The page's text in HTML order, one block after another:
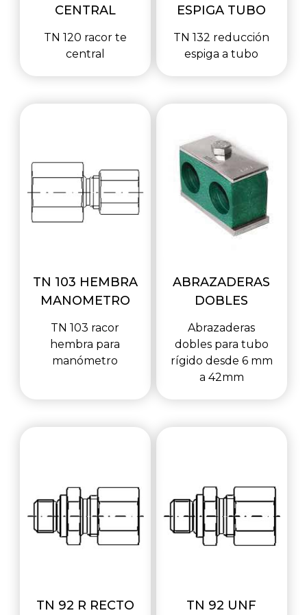
CENTRAL
TN 120 racor te
central
ESPIGA TUBO
TN 132 reducción
espiga a tubo
TN 103 HEMBRA
MANOMETRO
TN 103 racor
hembra para
manómetro
ABRAZADERAS
DOBLES
Abrazaderas
dobles para tubo
rígido desde 6 mm
a 42mm
TN 92 R RECTO
TN 92 UNF